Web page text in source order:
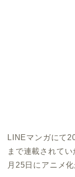
LINEマンガにて
まで連載されて
月25日にアニメ